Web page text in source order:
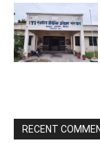
RECENT